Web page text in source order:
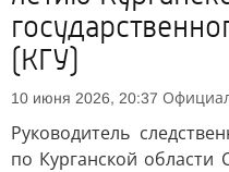
(КГУ)
10 июня 2026, 20:37
Руководитель
по Курганской области